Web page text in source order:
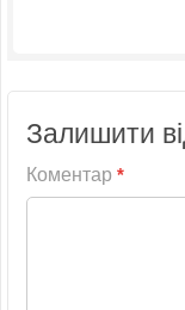
Залишити
Коментар *